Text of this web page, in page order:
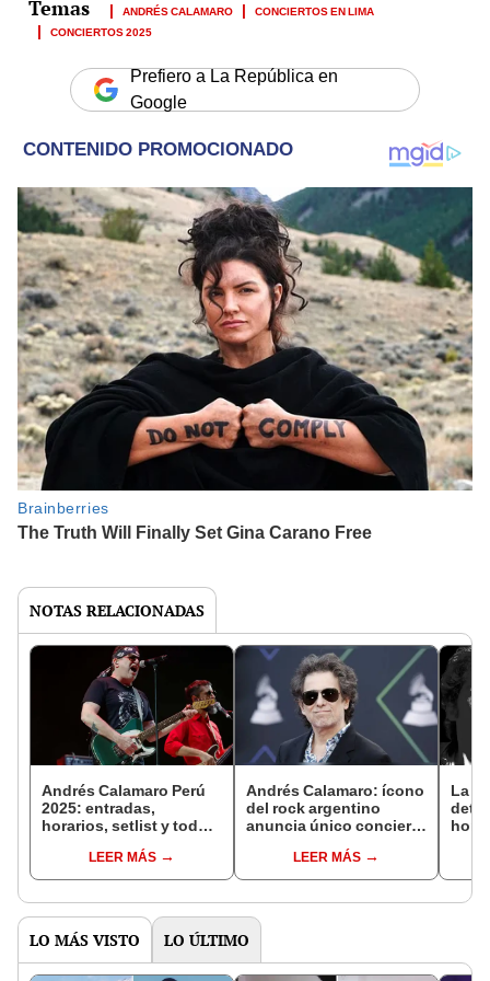
ANDRÉS CALAMARO
CONCIERTOS EN LIMA
CONCIERTOS 2025
Prefiero a La República en
Google
NOTAS RELACIONADAS
Andrés Calamaro Perú
2025: entradas,
horarios, setlist y todo
regreso del cantante
argentino a Lima
LEER MÁS
Andrés Calamaro: ícono
del rock argentino
anuncia único concierto
LEER MÁS
La
LO MÁS VISTO LO ÚLTIMO